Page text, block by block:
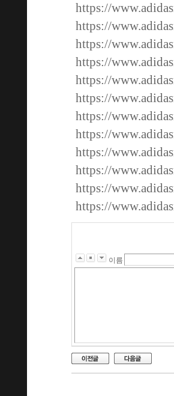
https://
https://
https://
https://
https://
https://
https://
https://
https://
https://
https://
https://
이름